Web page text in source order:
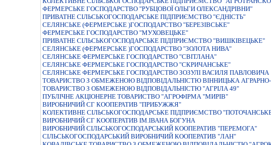
ФЕРМЕРСЬКЕ ГОСПОДАРСТВО "РУБЦОВОЇ ОЛЬГИ ОЛЕКСАНДРIВНИ"
ПРИВАТНЕ СIЛЬСЬКОГОСПОДАРСЬКЕ ПIДПРИЄМСТВО "ЄДНIСТЬ"
СЕЛЯНСЬКЕ (ФЕРМЕРСЬКЕ )ГОСПОДАРСТВО "БЕРЕЗIВСЬКЕ"
ФЕРМЕРСЬКЕ ГОСПОДАРСТВО "МУХОВЕЦЬКЕ"
ПРИВАТНЕ СІЛЬСЬКОГОСПОДАРСЬКЕ ПІДПРИЄМСТВО "ВИШКІВЕЦЬКЕ"
СЕЛЯНСЬКЕ (ФЕРМЕРСЬКЕ )ГОСПОДАРСТВО "ЗОЛОТА НИВА"
СЕЛЯНСЬКЕ ФЕРМЕРСЬКЕ ГОСПОДАРСТВО "СВIТЛАНА"
СЕЛЯНСЬКЕ ФЕРМЕРСЬКЕ ГОСПОДАРСТВО "СКРИЧАНСЬКЕ"
СЕЛЯНСЬКЕ ФЕРМЕРСЬКЕ ГОСПОДАРСТВО ЗОЗУЛI ВАСИЛЯ ПАВЛОВИЧА
ТОВАРИСТВО З ОБМЕЖЕНОЮ ВIДПОВIДАЛЬНIСТЮ ВIННИЦЬКА
ТОВАРИСТВО З ОБМЕЖЕНОЮ ВIДПОВIДАЛЬНIСТЮ "АГРIЛА 49"
ПУБЛІЧНЕ АКЦІОНЕРНЕ ТОВАРИСТВО "АГРОФІРМА "МИРІВ"
ВИРОБНИЧИЙ СГ КООПЕРАТИВ "ПРИБУЖЖЯ"
КОЛЕКТИВНЕ СІЛЬСЬКОГОСПОДАРСЬКЕ ПІДПРИЄМСТВО
ВИРОБНИЧИЙ СГ КООПЕРАТИВ ІМ.ІВАНА БОГУНА
ВИРОБНИЧИЙ СІЛЬСЬКОГОСПОДАРСЬКИЙ КООПЕРАТИВ "ПЕРЕМОГА"
СIЛЬСЬКОГОСПОДАРСЬКИЙ ВИРОБНИЧИЙ КООПЕРАТИВ "ЛАН"